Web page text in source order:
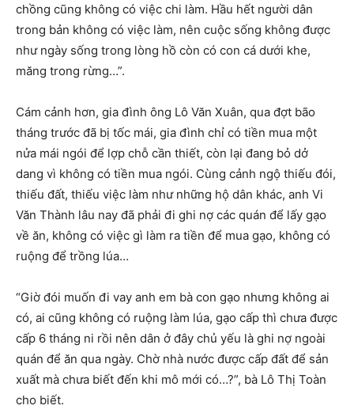
chồng cũng không có việc chi làm. Hầu hết người dân
trong bản không có việc làm, nên cuộc sống không được
như ngày sống trong lòng hồ còn có con cá dưới khe,
măng trong rừng…”.
Cám cảnh hơn, gia đình ông Lô Văn Xuân, qua đợt bão
tháng trước đã bị tốc mái, gia đình chỉ có tiền mua một
nửa mái ngói để lợp chỗ cần thiết, còn lại đang bỏ dở
dang vì không có tiền mua ngói. Cùng cảnh ngộ thiếu đói,
thiếu đất, thiếu việc làm như những hộ dân khác, anh Vi
Văn Thành lâu nay đã phải đi ghi nợ các quán để lấy gạo
về ăn, không có việc gì làm ra tiền để mua gạo, không có
ruộng để trồng lúa…
“Giờ đói muốn đi vay anh em bà con gạo nhưng không ai
có, ai cũng không có ruộng làm lúa, gạo cấp thì chưa được
cấp 6 tháng ni rồi nên dân ở đây chủ yếu là ghi nợ ngoài
quán để ăn qua ngày. Chờ nhà nước được cấp đất để sản
xuất mà chưa biết đến khi mô mới có…?”, bà Lô Thị Toàn
cho biết.